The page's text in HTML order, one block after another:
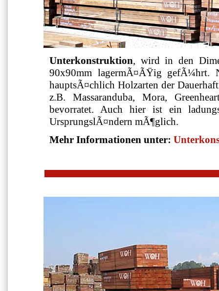
Unterkonstruktion, wird in den
90x90mm lagermÃ¤ÃŸig gefÃ¼hrt.
hauptsÃ¤chlich Holzarten der
z.B. Massaranduba, Mora,
bevorratet. Auch hier ist ein
UrsprungslÃ¤ndern mÃ¶glich.
Mehr Informationen unter: